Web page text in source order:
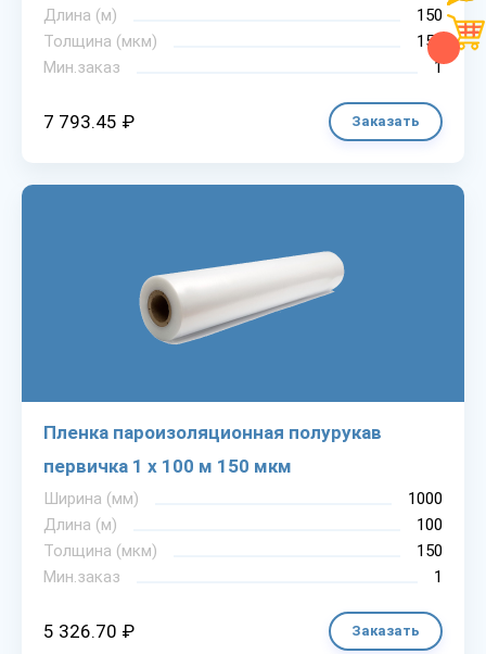
Длина (м)
150
Толщина (мкм)
150
Мин.заказ
1
7 793.45 ₽ Заказать
Пленка пароизоляционная полурукав
первичка 1 х 100 м 150 мкм
Ширина (мм)
1000
Длина (м)
100
Толщина (мкм)
150
Мин.заказ
1
5 326.70 ₽ Заказать